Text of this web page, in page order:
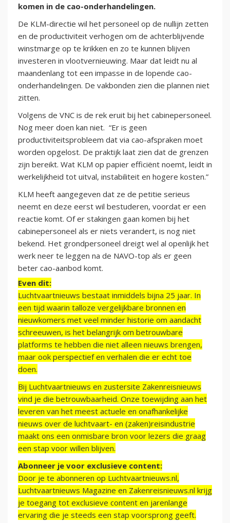
komen in de cao-onderhandelingen.
De KLM-directie wil het personeel op de nullijn zetten
en de productiviteit verhogen om de achterblijvende
winstmarge op te krikken en zo te kunnen blijven
investeren in vlootvernieuwing. Maar dat leidt nu al
maandenlang tot een impasse in de lopende cao-
onderhandelingen. De vakbonden zien die plannen niet
zitten.
Volgens de VNC is de rek eruit bij het cabinepersoneel.
Nog meer doen kan niet. “Er is geen
productiviteitsprobleem dat via cao-afspraken moet
worden opgelost. De praktijk laat zien dat de grenzen
zijn bereikt. Wat KLM op papier efficiënt noemt, leidt in
werkelijkheid tot uitval, instabiliteit en hogere kosten.”
KLM heeft aangegeven dat ze de petitie serieus
neemt en deze eerst wil bestuderen, voordat er een
reactie komt. Of er stakingen gaan komen bij het
cabinepersoneel als er niets verandert, is nog niet
bekend. Het grondpersoneel dreigt wel al openlijk het
werk neer te leggen na de NAVO-top als er geen
beter cao-aanbod komt.
Even dit:
Luchtvaartnieuws bestaat inmiddels bijna 25 jaar. In
een tijd waarin talloze vergelijkbare bronnen en
nieuwkomers met veel minder historie om aandacht
schreeuwen, is het belangrijk om betrouwbare
platforms te hebben die niet alleen nieuws brengen,
maar ook perspectief en verhalen die er echt toe
doen.
Bij Luchtvaartnieuws en zustersite Zakenreisnieuws
vind je die betrouwbaarheid. Onze toewijding aan het
leveren van het meest actuele en onafhankelijke
nieuws over de luchtvaart- en (zaken)reisindustrie
maakt ons een onmisbare bron voor lezers die graag
een stap voor willen blijven.
Abonneer je voor exclusieve content:
Door je te abonneren op Luchtvaartnieuws.nl,
Luchtvaartnieuws Magazine en Zakenreisnieuws.nl krijg
je toegang tot exclusieve content en jarenlange
ervaring die je steeds een stap voorsprong geeft.